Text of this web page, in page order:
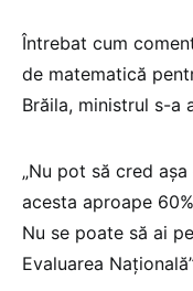
Întrebat cum
de matematică
Brăila, ministrul s-a
„Nu pot să cred
acesta aproape
Nu se poate să ai
Evaluarea